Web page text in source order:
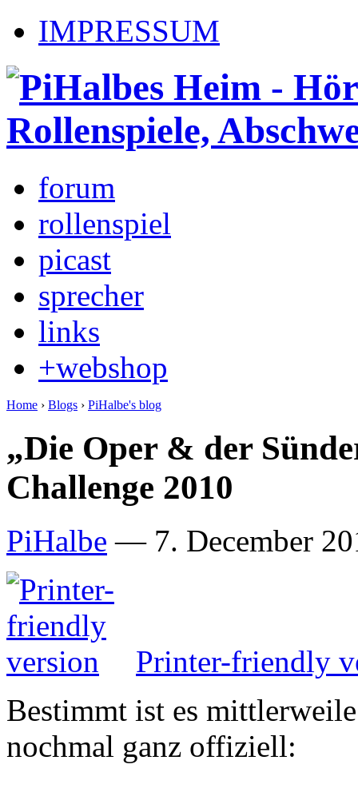
IMPRESSUM
forum
rollenspiel
picast
sprecher
links
+webshop
Home › Blogs › PiHalbe's blog
„Die Oper & der
Challenge 2010
PiHalbe — 7. December
Printer-friendly
Bestimmt ist es
nochmal ganz offiziell: